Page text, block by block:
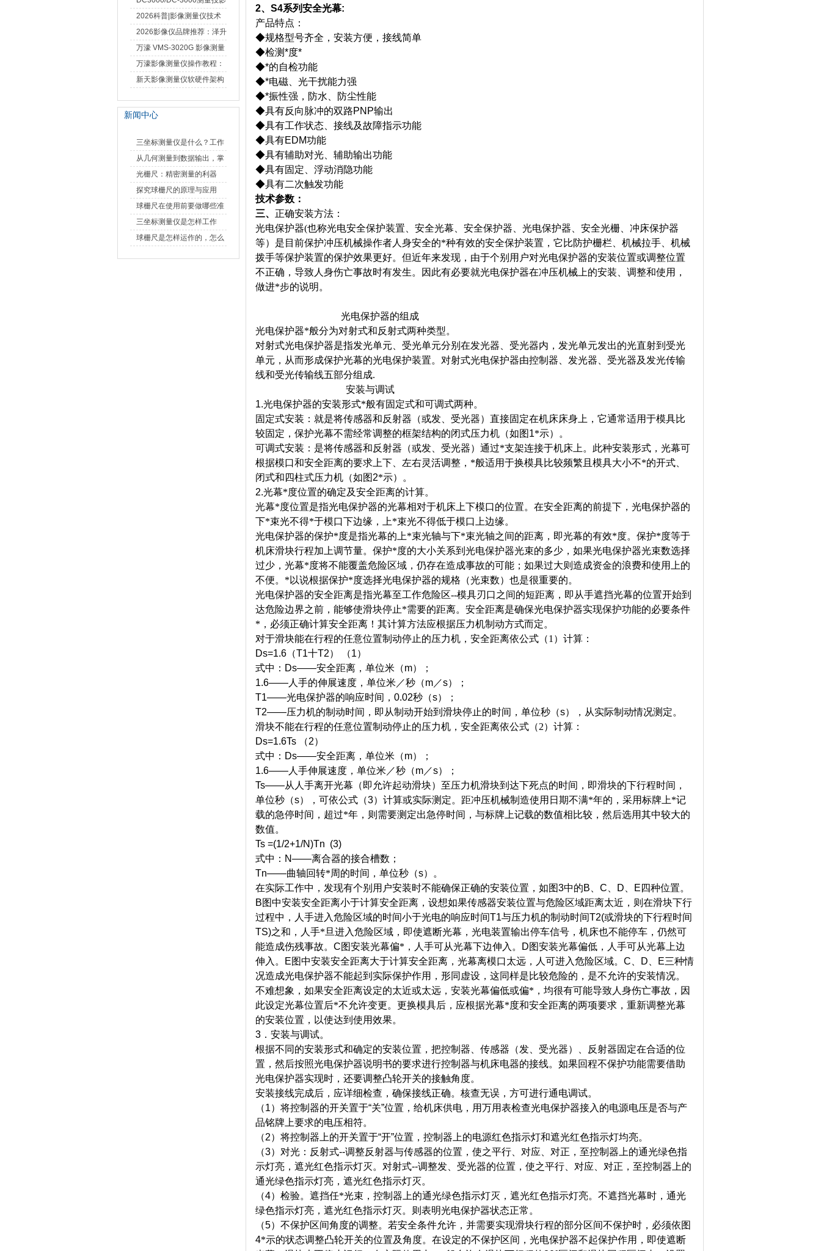
仪万濠数据处理器数显表故
障维修方法
2026科普|影像测量仪技术
原理、分类及选型应用
2026影像仪品牌推荐：泽升
影像测量仪选型指南
万濠 VMS-3020G 影像测量
仪技术规格与应用解析
万濠影像测量仪操作教程：
从开机到出报告，新手也能
新天影像测量仪软硬件架构
新闻中心
三坐标测量仪是什么？工作
原理、分类与核心功能一次
讲清
从几何测量到数据输出，掌
握万濠影像测量仪的六大核
心能力
光栅尺：精密测量的利器
探究球栅尺的原理与应用
球栅尺在使用前要做哪些准
备工作？
三坐标测量仪是怎样工作
的，功能有什么优势？
球栅尺是怎样运作的，怎么
2、S4系列安全光幕:
产品特点：
◆规格型号齐全，安装方便，接线简单
◆检测*度*
◆*的自检功能
◆*电磁、光干扰能力强
◆*振性强，防水、防尘性能
◆具有反向脉冲的双路PNP输出
◆具有工作状态、接线及故障指示功能
◆具有EDM功能
◆具有辅助对光、辅助输出功能
◆具有固定、浮动消隐功能
◆具有二次触发功能
技术参数：
三、 正确安装方法：
光电保护器(也称光电安全保护装置、安全光幕、安全保护器、光电保护器、安全光栅、冲床保护器
等）是目前保护冲压机械操作者人身安全的*种有效的安全保护装置，它比防护栅栏、机械拉手、机械
拨手等保护装置的保护效果更好。但近年来发现，由于个别用户对光电保护器的安装位置或调整位置
不正确，导致人身伤亡事故时有发生。因此有必要就光电保护器在冲压机械上的安装、调整和使用，
做进*步的说明。
光电保护器的组成
光电保护器*般分为对射式和反射式两种类型。
对射式光电保护器是指发光单元、受光单元分别在发光器、受光器内，发光单元发出的光直射到受光
单元，从而形成保护光幕的光电保护装置。对射式光电保护器由控制器、发光器、受光器及发光传输
线和受光传输线五部分组成.
安装与调试
1.光电保护器的安装形式*般有固定式和可调式两种。
固定式安装： 就是将传感器和反射器（或发、受光器）直接固定在机床床身上，它通常适用于模具比
较固定，保护光幕不需经常调整的框架结构的闭式压力机（如图1*示）。
可调式安装： 是将传感器和反射器（或发、受光器）通过*支架连接于机床上。此种安装形式，光幕可
根据模口和安全距离的要求上下、左右灵活调整，*般适用于换模具比较频繁且模具大小不*的开式、
闭式和四柱式压力机（如图2*示）。
2.光幕*度位置的确定及安全距离的计算。
光幕*度位置是指光电保护器的光幕相对于机床上下模口的位置。在安全距离的前提下，光电保护器的
下*束光不得*于模口下边缘，上*束光不得低于模口上边缘。
光电保护器的保护*度是指光幕的上*束光轴与下*束光轴之间的距离，即光幕的有效*度。保护*度等于
机床滑块行程加上调节量。保护*度的大小关系到光电保护器光束的多少，如果光电保护器光束数选择
过少，光幕*度将不能覆盖危险区域，仍存在造成事故的可能；如果过大则造成资金的浪费和使用上的
不便。*以说根据保护*度选择光电保护器的规格（光束数）也是很重要的。
光电保护器的安全距离是指光幕至工作危险区--模具刃口之间的短距离，即从手遮挡光幕的位置开始到
达危险边界之前，能够使滑块停止*需要的距离。安全距离是确保光电保护器实现保护功能的必要条件
*，必须正确计算安全距离！其计算方法应根据压力机制动方式而定。
对于滑块能在行程的任意位置制动停止的压力机，安全距离依公式（1）计算：
Ds=1.6 （T1十T2） （1）
式中： Ds——安全距离，单位米（m）；
1.6——人手的伸展速度，单位米／秒（m／s）；
T1——光电保护器的响应时间， 0.02秒（s）；
T2——压力机的制动时间，即从制动开始到滑块停止的时间，单位秒（s），从实际制动情况测定。
滑块不能在行程的任意位置制动停止的压力机，安全距离依公式（2）计算：
Ds=1.6Ts
（2）
式中： Ds——安全距离，单位米（m）；
1.6——人手伸展速度，单位米／秒（m／s）；
Ts——从人手离开光幕（即允许起动滑块）至压力机滑块到达下死点的时间，即滑块的下行程时间，
单位秒（s），可依公式（3）计算或实际测定。距冲压机械制造使用日期不满*年的，采用标牌上*记
载的急停时间，超过*年，则需要测定出急停时间，与标牌上记载的数值相比较，然后选用其中较大的
数值。
Ts =(1/2+1/N)Tn (3)
式中： N——离合器的接合槽数；
Tn——曲轴回转*周的时间，单位秒（s）。
在实际工作中，发现有个别用户安装时不能确保正确的安装位置，如图3中的B C D E 四种位置。
B图中安装安全距离小于计算安全距离，设想如果传感器安装位置与危险区域距离太近，则在滑块下行
过程中，人手进入危险区域的时间小于光电的响应时间T1与压力机的制动时间T2(或滑块的下行程时间
TS)之和，人手*旦进入危险区域，即使遮断光幕，光电装置输出停车信号，机床也不能停车，仍然可
能造成伤残事故。 C图安装光幕偏*，人手可从光幕下边伸入。 D图安装光幕偏低，人手可从光幕上边
伸入。
E图中安装安全距离大于计算安全距离，光幕离模口太远，人可进入危险区域。 C D E三种情
况造成光电保护器不能起到实际保护作用，形同虚设，这同样是比较危险的，是不允许的安装情况。
不难想象，如果安全距离设定的太近或太远，安装光幕偏低或偏*，均很有可能导致人身伤亡事故，因
此设定光幕位置后*不允许变更。更换模具后，应根据光幕*度和安全距离的两项要求，重新调整光幕
的安装位置，以使达到使用效果。
3 ．安装与调试。
根据不同的安装形式和确定的安装位置，把控制器、传感器（发、受光器）、反射器固定在合适的位
置，然后按照光电保护器说明书的要求进行控制器与机床电器的接线。如果回程不保护功能需要借助
光电保护器实现时，还要调整凸轮开关的接触角度。
安装接线完成后，应详细检查，确保接线正确。核查无误，方可进行通电调试。
（1）将控制器的开关置于“关”位置，给机床供电，用万用表检查光电保护器接入的电源电压是否与产
品铭牌上要求的电压相符。
（2）将控制器上的开关置于“开”位置，控制器上的电源红色指示灯和遮光红色指示灯均亮。
（3）对光： 反射式--调整反射器与传感器的位置，使之平行、对应、对正，至控制器上的通光绿色指
示灯亮，遮光红色指示灯灭。 对射式--调整发、受光器的位置，使之平行、对应、对正，至控制器上的
通光绿色指示灯亮，遮光红色指示灯灭。
（4）检验。遮挡任*光束，控制器上的通光绿色指示灯灭，遮光红色指示灯亮。不遮挡光幕时，通光
绿色指示灯亮，遮光红色指示灯灭。则表明光电保护器状态正常。
（5）不保护区间角度的调整。若安全条件允许，并需要实现滑块行程的部分区间不保护时，必须依图
4*示的状态调整凸轮开关的位置及角度。在设定的不保护区间，光电保护器不起保护作用，即使遮断